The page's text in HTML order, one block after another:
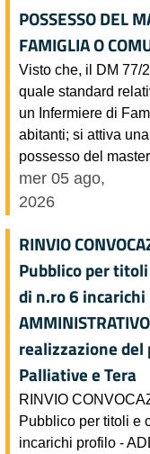
POSSESSO DEL
FAMIGLIA O
Visto che, il DM 77/
quale standard
un Infermiere di
abitanti; si attiva
possesso del
mer 05 ago,
2026
RINVIO
Pubblico per
di n.ro 6 incarichi
realizzazione
Palliative e Tera
RINVIO
Pubblico per titoli e
incarichi profilo -